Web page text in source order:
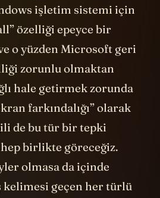
işletim sistemi için
özelliği epeyce bir
o yüzden Microsoft geri
zorunlu olmaktan
hale getirmek zorunda
farkındalığı” olarak
de bu tür bir tepki
birlikte göreceğiz.
olmasa da içinde
geçen her türlü